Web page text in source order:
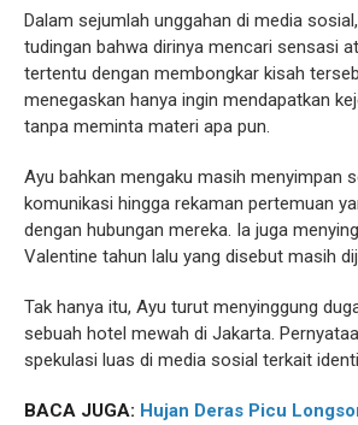
Dalam sejumlah unggahan di media
tudingan bahwa dirinya mencari sensasi
tertentu dengan membongkar kisah
menegaskan hanya ingin mendapatkan
tanpa meminta materi apa pun.
Ayu bahkan mengaku masih menyimpan
komunikasi hingga rekaman pertemuan
dengan hubungan mereka. Ia juga
Valentine tahun lalu yang disebut masih
Tak hanya itu, Ayu turut menyinggung
sebuah hotel mewah di Jakarta.
spekulasi luas di media sosial terkait
BACA JUGA: Hujan Deras Picu